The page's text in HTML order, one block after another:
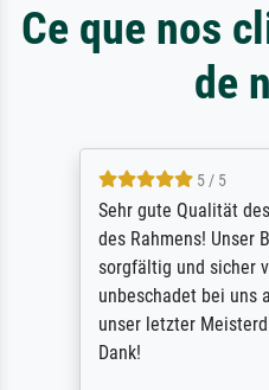
Ce que nos
de
5 / 5
Sehr gute Qualität
des Rahmens! Unser
sorgfältig und sicher
unbeschadet bei uns
unser letzter
Dank!